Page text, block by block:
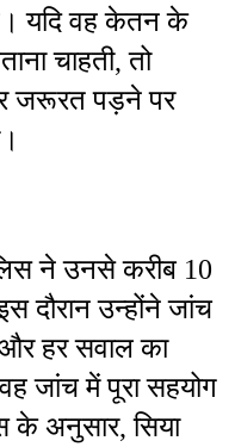
यदि वह केतन के
चाहती, तो
जरूरत पड़ने पर
ने उनसे करीब 10
दौरान उन्होंने जांच
और हर सवाल का
जांच में पूरा सहयोग
के अनुसार, सिया